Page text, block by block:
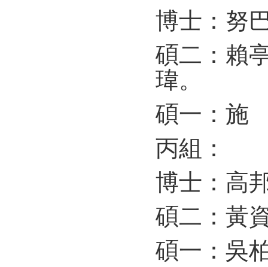
博士：努
碩二：賴
瑋。
碩一：施
丙組：
博士：高
碩二：黃
碩一：吳